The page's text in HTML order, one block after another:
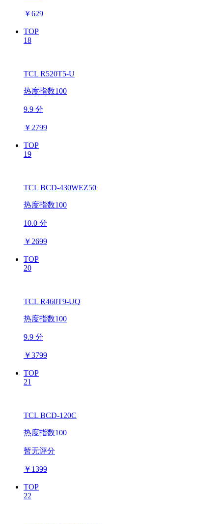
￥629
TOP
18
TCL R520T5-U
热度指数100
9.9 分
￥ 2799
TOP
19
TCL BCD-430WEZ50
热度指数100
10.0 分
￥ 2699
TOP
20
TCL R460T9-UQ
热度指数100
9.9 分
￥3799
TOP
21
TCL BCD-120C
热度指数100
暂无评分
￥ 1399
TOP
22